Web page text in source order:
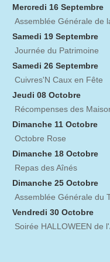
Mercredi 16 Septembre
Assemblée Générale de
Samedi 19 Septembre
Journée du Patrimoine
Samedi 26 Septembre
Cuivres'N Caux en Fête
Jeudi 08 Octobre
Récompenses des
Dimanche 11 Octobre
Octobre Rose
Dimanche 18 Octobre
Repas des Aînés
Dimanche 25 Octobre
Assemblée Générale du
Vendredi 30 Octobre
Soirée HALLOWEEN de